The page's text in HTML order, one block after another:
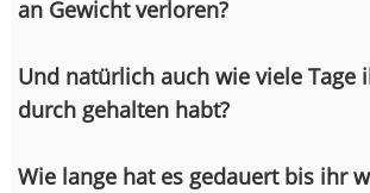
an Gewicht verloren?
Und natürlich auch wie viele Tage
durch gehalten habt?
Wie lange hat es gedauert bis ihr